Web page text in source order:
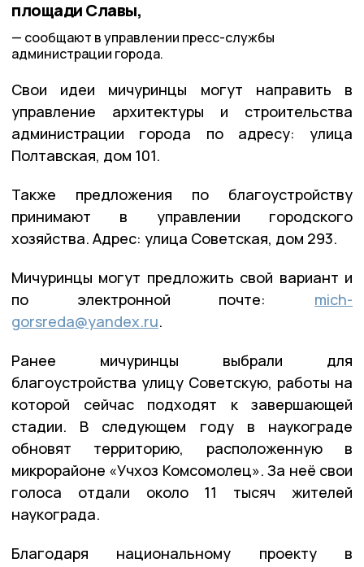
площади Славы,
сообщают в управлении пресс-службы
администрации города.
Свои идеи мичуринцы могут направить в
управление архитектуры и строительства
администрации города по адресу: улица
Полтавская, дом 101.
Также предложения по благоустройству
принимают в управлении городского
хозяйства. Адрес: улица Советская, дом 293.
Мичуринцы могут предложить свой вариант и
по электронной почте: mich-
gorsreda@yandex.ru.
Ранее мичуринцы выбрали для
благоустройства улицу Советскую, работы на
которой сейчас подходят к завершающей
стадии. В следующем году в наукограде
обновят территорию, расположенную в
микрорайоне «Учхоз Комсомолец». За неё свои
голоса отдали около 11 тысяч жителей
наукограда.
Благодаря национальному проекту в